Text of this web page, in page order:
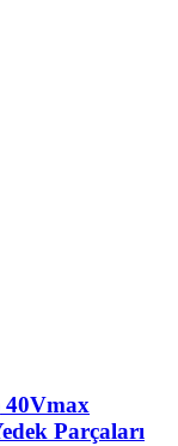
40Vmax
Parçaları